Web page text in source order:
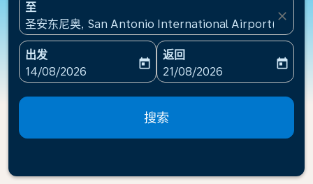
至
圣安东尼奥, San Antonio International Airport(SAT),
close
出发
fc-booking-departure-date-aria-label
14/08/2026
today
返回
fc-booking-return-date-
21/08/2026
today
搜索